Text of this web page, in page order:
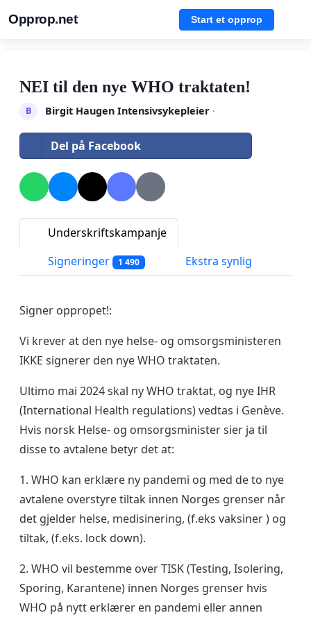
Opprop.net Start et opprop
NEI til den nye WHO traktaten!
B Birgit Haugen Intensivsykepleier·
Del på Facebook
Underskriftskampanje
Signeringer
1 490 Ekstra synlig
Signer oppropet!:
Vi krever at den nye helse- og omsorgsministeren
IKKE signerer den nye WHO traktaten.
Ultimo mai 2024 skal ny WHO traktat, og nye IHR
(International Health regulations) vedtas i Genève.
Hvis norsk Helse- og omsorgsminister sier ja til
disse to avtalene betyr det at:
1. WHO kan erklære ny pandemi og med de to nye
avtalene overstyre tiltak innen Norges grenser når
det gjelder helse, medisinering, (f.eks vaksiner ) og
tiltak, (f.eks. lock down).
2. WHO vil bestemme over TISK (Testing, Isolering,
Sporing, Karantene) innen Norges grenser hvis
WHO på nytt erklærer en pandemi eller annen